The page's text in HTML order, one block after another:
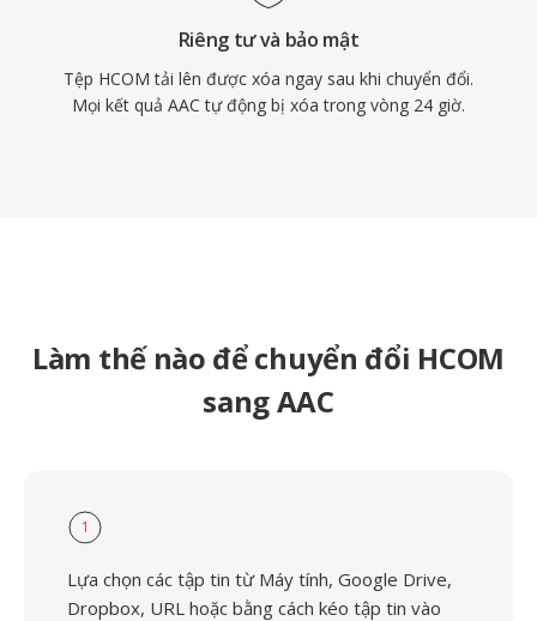
Riêng tư và bảo mật
Tệp HCOM tải lên được xóa ngay sau khi chuyển đổi.
Mọi kết quả AAC tự động bị xóa trong vòng 24 giờ.
Làm thế nào để chuyển đổi HCOM
sang AAC
1
Lựa chọn các tập tin từ Máy tính, Google Drive,
Dropbox, URL hoặc bằng cách kéo tập tin vào